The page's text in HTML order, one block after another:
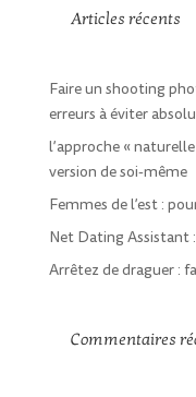
Articles récents
Faire un shooting
erreurs à éviter
l’approche «
version de soi-même
Femmes de l’est :
Net Dating Assistant
Arrêtez de draguer :
Commentaires